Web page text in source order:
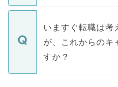
関を公にしてしまう
に、医療機関が求め
みを人材紹介会社に
ています。
定を承諾する必要は
の辞退の連絡はキャ
個人情報が漏えいす
で、ご安心ください
などで収集したご登
ご本人のキャリアア
支援を目的に使用い
ているすべての個人
いますぐ転職は考
が、これからのキ
すか？